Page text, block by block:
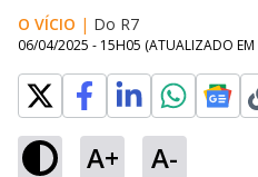
O VÍCIO | Do R7
06/04/2025 - 15H05 (ATUALIZADO EM
A+ A-